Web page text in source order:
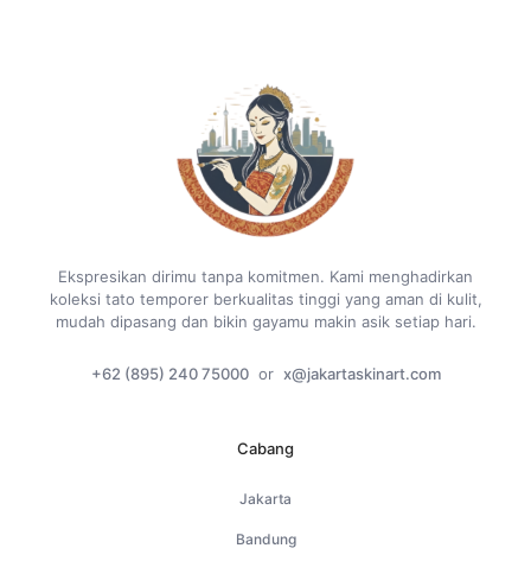
Ekspresikan dirimu tanpa komitmen. Kami menghadirkan
koleksi tato temporer berkualitas tinggi yang aman di kulit,
mudah dipasang dan bikin gayamu makin asik setiap hari.
+62 (895) 240 75000 or x@jakartaskinart.com
Cabang
Jakarta
Bandung